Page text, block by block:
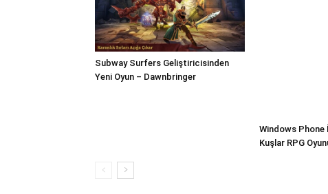
Subway Surfers Geliştiricisinden
Yeni Oyun – Dawnbringer
Windows Phone
Kuşlar RPG